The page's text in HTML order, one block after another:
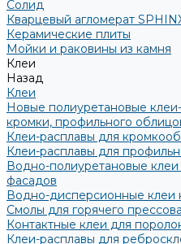
Солид
Кварцевый агломерат
Керамические плиты
Мойки и раковины из камня
Клеи
Назад
Клеи
Новые полиуретановые
кромки, профильного
Клеи-расплавы для
Клеи-расплавы для
Водно-полиуретановые
фасадов
Водно-дисперсионные клеи
Смолы для горячего
Контактные клеи для
Клеи-расплавы для